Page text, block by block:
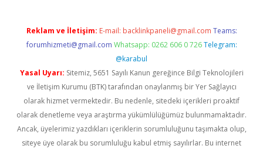
Reklam ve İletişim: E-mail: backlinkpaneli@gmail.com Teams:
forumhizmeti@gmail.com Whatsapp: 0262 606 0 726 Telegram:
@karabul
Yasal Uyarı: Sitemiz, 5651 Sayılı Kanun gereğince Bilgi Teknolojileri
ve İletişim Kurumu (BTK) tarafından onaylanmış bir Yer Sağlayıcı
olarak hizmet vermektedir. Bu nedenle, sitedeki içerikleri proaktif
olarak denetleme veya araştırma yükümlülüğümüz bulunmamaktadır.
Ancak, üyelerimiz yazdıkları içeriklerin sorumluluğunu taşımakta olup,
siteye üye olarak bu sorumluluğu kabul etmiş sayılırlar. Bu internet